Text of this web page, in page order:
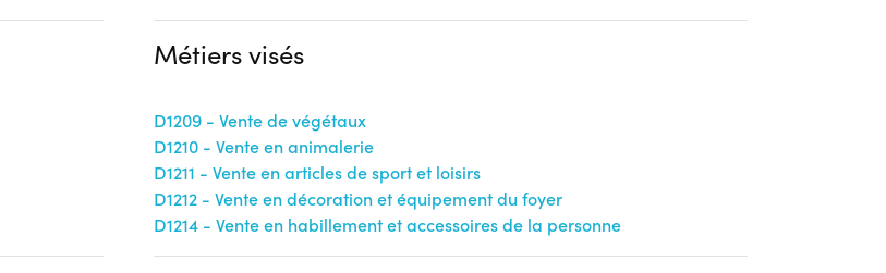
Complément d'information
Aucune information
Métiers visés
D1209 - Vente de végétaux
D1210 - Vente en animalerie
D1211 - Vente en articles de sport et loisirs
D1212 - Vente en décoration et équipement du foyer
D1214 - Vente en habillement et accessoires de la personne